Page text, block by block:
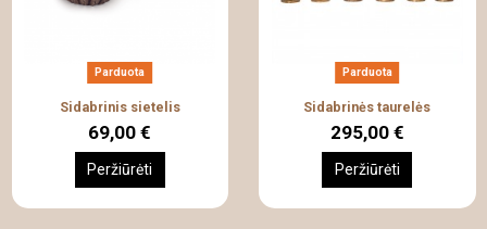
Parduota
Sidabrinis sietelis
69,00 €
Peržiūrėti
Parduota
Sidabrinės taurelės
295,00 €
Peržiūrėti